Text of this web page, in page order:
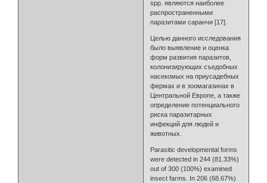
spp. являются наиболее
распространенными
паразитами саранчи [17].
Целью данного исследования
было выявление и оценка
форм развития паразитов,
колонизирующих съедобных
насекомых на приусадебных
фермах и в зоомагазинах в
Центральной Европе, а также
определение потенциального
риска паразитарных
инфекций для людей и
животных.
Parasitic developmental forms
were detected in 244 (81.33%)
out of 300 (100%) examined
insect farms. In 206 (68.67%)